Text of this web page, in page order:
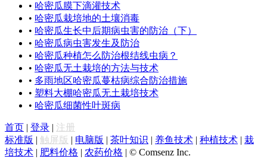
• 哈密瓜膜下滴灌技术
• 哈密瓜栽培地的土壤消毒
• 哈密瓜生长中后期病虫害的防治（下）
• 哈密瓜病虫害发生及防治
• 哈密瓜种植怎么防治根结线虫病？
• 哈密瓜无土栽培的方法与技术
• 多雨地区哈密瓜蔓枯病综合防治措施
• 塑料大棚哈密瓜无土栽培技术
• 哈密瓜细菌性叶斑病
首页 | 登录 | 注册
标准版 | 触屏版 | 电脑版 | 茶叶知识 | 养鱼技术 | 种植技术 | 栽
培技术 | 肥料价格 | 农药价格 | © Comsenz Inc.